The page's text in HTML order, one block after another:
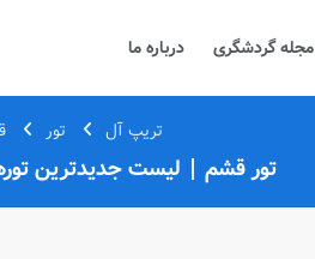
مجله گردشگری درباره ما
تریپ آل تور
تور قشم | لیست جدیدترین